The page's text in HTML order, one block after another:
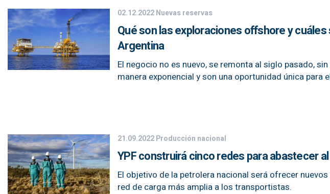
02.12.2022Nuevas reservas
Qué son las exploraciones offshore y
Argentina
El negocio no es nuevo, se remonta al siglo pasado,
manera exponencial y son una oportunidad única para
21.09.2022Producción nacional
YPF construirá cinco redes para abastecer
El objetivo de la petrolera nacional será ofrecer
red de carga más amplia a los transportistas.